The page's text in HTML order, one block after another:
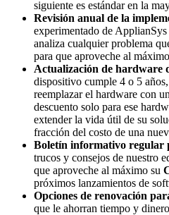
siguiente es estándar en la
Revisión anual de la
experimentado de
analiza cualquier problema
para que aproveche al
Actualización de hardware
dispositivo cumple 4 o 5
reemplazar el hardware con
descuento solo para ese
extender la vida útil de su
fracción del costo de una
Boletín informativo regular
trucos y consejos de nuestro
que aproveche al máximo su
próximos lanzamientos de
Opciones de renovación
que le ahorran tiempo y dinero